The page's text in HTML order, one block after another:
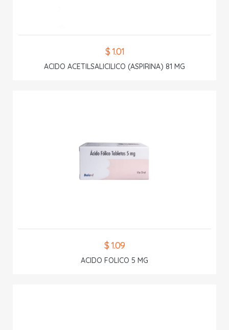
$ 1.01
ACIDO ACETILSALICILICO (ASPIRINA) 81 MG
$ 1.09
ACIDO FOLICO 5 MG